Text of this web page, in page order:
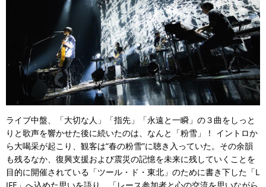
ライブ中盤、「大切な人」「指先」「永遠と一瞬」の３曲をしっと
りと歌声を響かせた後に続いたのは、なんと「粉雪」！ イントロか
ら大喝采が起こり、観客は“春の粉雪”に聴き入っていた。その余韻
も残るなか、復興支援および震災の記憶を未来に残していくことを
目的に開催されている「ツール・ド・東北」のために書き下した「L